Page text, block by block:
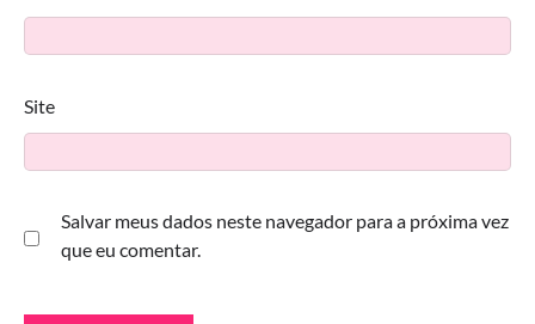
Site
Salvar meus dados neste navegador para a próxima vez
que eu comentar.